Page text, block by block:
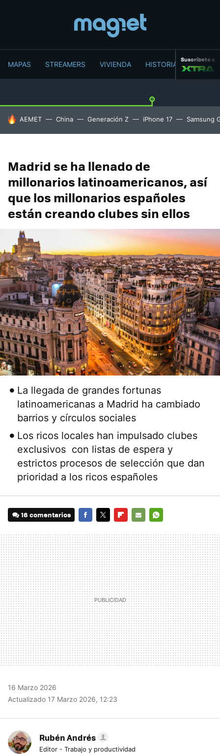
MAPAS STREAMERS VIVIENDA HISTORIA
Suscríbete a
HOY SE HABLA DE
AEMET China Generación Z iPhone 17 Samsung
Madrid se ha llenado de
millonarios latinoamericanos, así
que los millonarios españoles
están creando clubes sin ellos
La llegada de grandes fortunas
latinoamericanas a Madrid ha cambiado
barrios y círculos sociales
Los ricos locales han impulsado clubes
exclusivos con listas de espera y
estrictos procesos de selección que dan
prioridad a los ricos españoles
16 comentarios
MAIL
16 Marzo 2026
Actualizado 17 Marzo 2026, 12:23
Rubén Andrés
Editor - Trabajo y productividad